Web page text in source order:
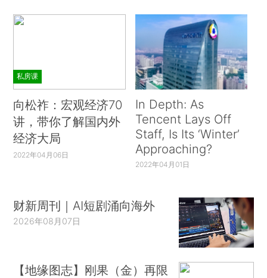
私房课
向松祚：宏观经济70
讲，带你了解国内外
经济大局
2022年04月06日
In Depth: As
Tencent Lays Off
Staff, Is Its ‘Winter’
Approaching?
2022年04月01日
财新周刊｜AI短剧涌向海外
2026年08月07日
【地缘图志】刚果（金）再限